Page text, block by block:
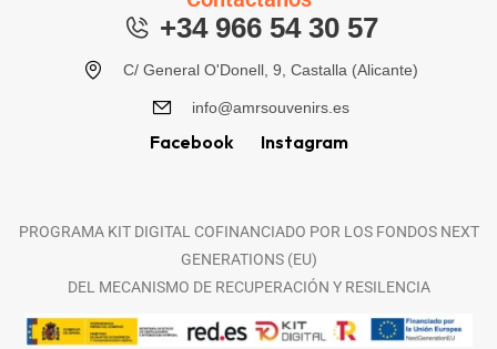
+34 966 54 30 57
C/ General O'Donell, 9, Castalla (Alicante)
info@amrsouvenirs.es
Facebook Instagram
PROGRAMA KIT DIGITAL COFINANCIADO POR LOS FONDOS NEXT
GENERATIONS (EU)
DEL MECANISMO DE RECUPERACIÓN Y RESILENCIA